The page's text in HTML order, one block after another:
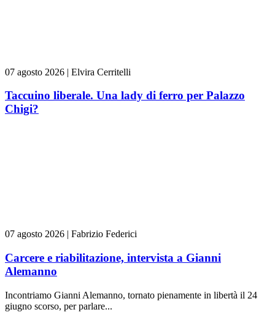
07 agosto 2026 | Elvira Cerritelli
Taccuino liberale. Una lady di ferro per Palazzo
Chigi?
07 agosto 2026 | Fabrizio Federici
Carcere e riabilitazione, intervista a Gianni
Alemanno
Incontriamo Gianni Alemanno, tornato pienamente in libertà il 24
giugno scorso, per parlare...